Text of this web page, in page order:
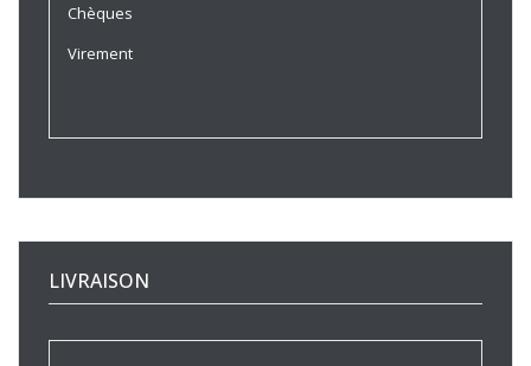
Chèques
Virement
LIVRAISON